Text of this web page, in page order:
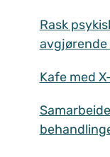
Rask
avgjørende
Kafe med